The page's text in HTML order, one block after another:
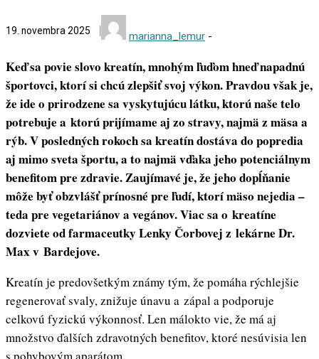
19. novembra 2025 marianna_lemur -
Keď sa povie slovo kreatín, mnohým ľuďom hneď napadnú
športovci, ktorí si chcú zlepšiť svoj výkon. Pravdou však je,
že ide o prirodzene sa vyskytujúcu látku, ktorú naše telo
potrebuje a ktorú prijímame aj zo stravy, najmä z mäsa a
rýb. V posledných rokoch sa kreatín dostáva do popredia
aj mimo sveta športu, a to najmä vďaka jeho potenciálnym
benefitom pre zdravie. Zaujímavé je, že jeho dopĺňanie
môže byť obzvlášť prínosné pre ľudí, ktorí mäso nejedia –
teda pre vegetariánov a vegánov. Viac sa o kreatíne
dozviete od farmaceutky Lenky Čorbovej z lekárne Dr.
Max v Bardejove.
Kreatín je predovšetkým známy tým, že pomáha rýchlejšie
regenerovať svaly, znižuje únavu a zápal a podporuje
celkovú fyzickú výkonnosť. Len málokto vie, že má aj
množstvo ďalších zdravotných benefitov, ktoré nesúvisia len